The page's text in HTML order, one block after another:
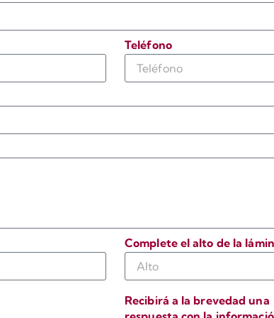
Teléfono
Complete el alto de la
Recibirá a la brevedad una